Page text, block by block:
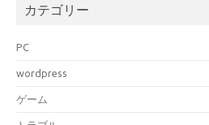
カテゴリー
PC
wordpress
ゲーム